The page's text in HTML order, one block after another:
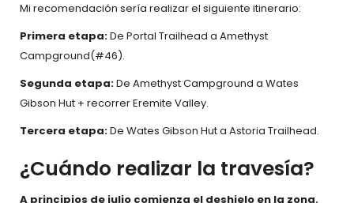
Mi recomendación sería realizar el siguiente itinerario:
Primera etapa:De Portal Trailhead a Amethyst
Campground(#46).
Segunda etapa:De Amethyst Campground a Wates
Gibson Hut + recorrer Eremite Valley.
Tercera etapa:De Wates Gibson Hut a Astoria Trailhead.
¿Cuándo realizar la travesía?
A principios de julio comienza el deshielo en la zona.